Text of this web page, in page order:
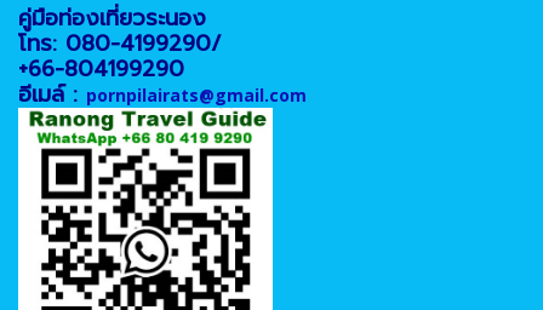
คู่มือท่องเที่ยวระนอง
โทร: 080-4199290/
+66-804199290
อีเมล์ : pornpilairats@gmail.com